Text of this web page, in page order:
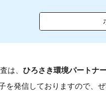
は、ひろさき環境パートナ
を発信しておりますので、ぜ